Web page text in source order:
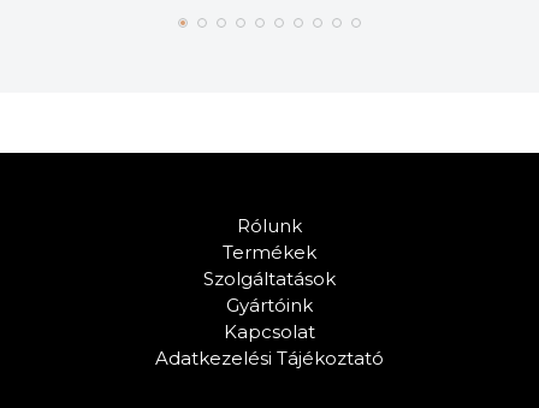
Rólunk
Termékek
Szolgáltatások
Gyártóink
Kapcsolat
Adatkezelési Tájékoztató